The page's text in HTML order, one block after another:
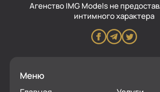
Aгенство IMG Models не
интимного характера
Меню